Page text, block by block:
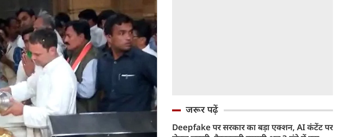
जरूर पढ़ें
Deepfake पर सरकार का बड़ा एक्शन, AI कंटेंट पर